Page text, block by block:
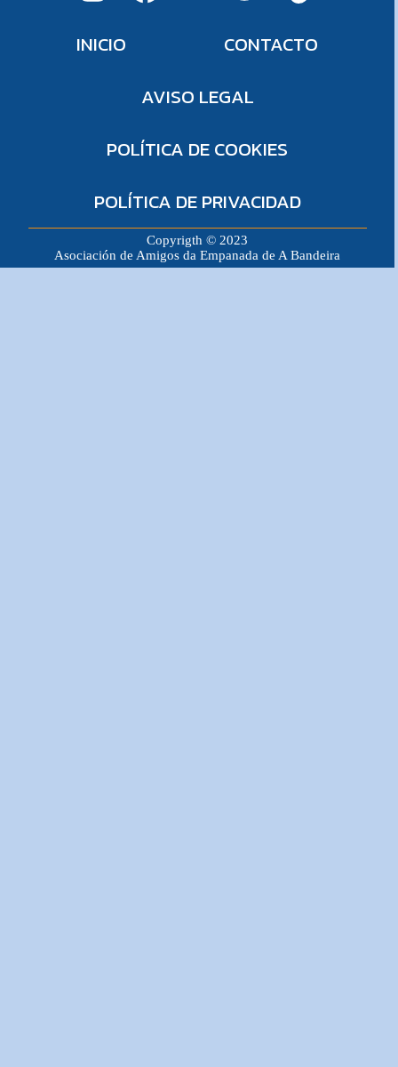
INICIO
CONTACTO
AVISO LEGAL
POLÍTICA DE COOKIES
POLÍTICA DE PRIVACIDAD
Copyrigth © 2023
Asociación de Amigos da Empanada de A Bandeira